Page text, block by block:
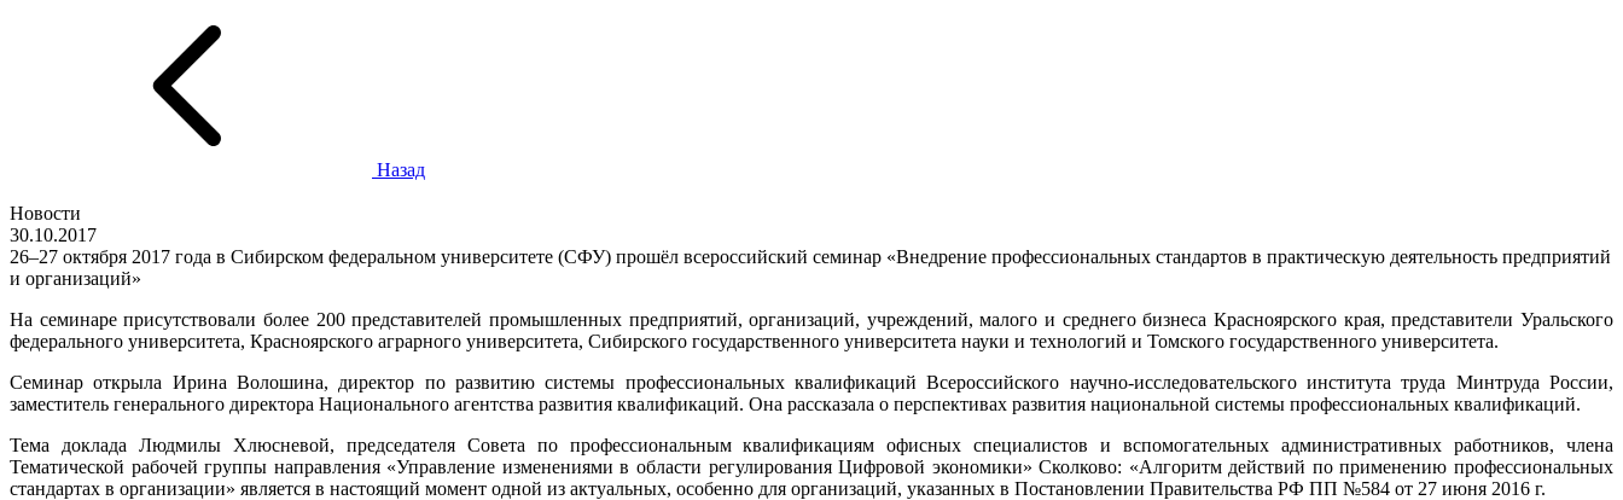
Назад
Новости
30.10.2017
26–27 октября 2017 года в Сибирском федеральном университете (СФУ) прошёл всероссийский семинар «Внедрение профессиональных стандартов в практическую деятельность предприятий
и организаций»
На семинаре присутствовали более 200 представителей промышленных предприятий, организаций, учреждений, малого и среднего бизнеса Красноярского края, представители Уральского
федерального университета, Красноярского аграрного университета, Сибирского государственного университета науки и технологий и Томского государственного университета.
Семинар открыла Ирина Волошина, директор по развитию системы профессиональных квалификаций Всероссийского научно-исследовательского института труда Минтруда России,
заместитель генерального директора Национального агентства развития квалификаций. Она рассказала о перспективах развития национальной системы профессиональных квалификаций.
Тема доклада Людмилы Хлюсневой, председателя Совета по профессиональным квалификациям офисных специалистов и вспомогательных административных работников, члена
Тематической рабочей группы направления «Управление изменениями в области регулирования Цифровой экономики» Сколково: «Алгоритм действий по применению профессиональных
стандартах в организации» является в настоящий момент одной из актуальных, особенно для организаций, указанных в Постановлении Правительства РФ ПП №584 от 27 июня 2016 г.